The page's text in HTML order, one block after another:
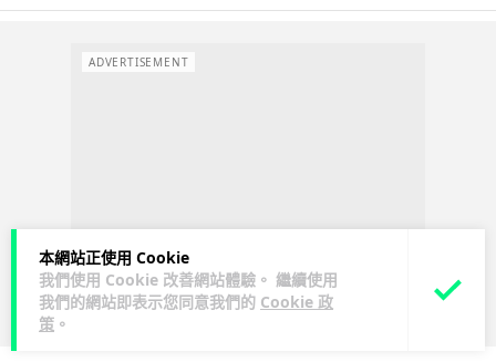
本網站正使用 Cookie
我們使用 Cookie 改善網站體驗。 繼續使用
我們的網站即表示您同意我們的 Cookie 政
策 。
ADVERTISEMENT